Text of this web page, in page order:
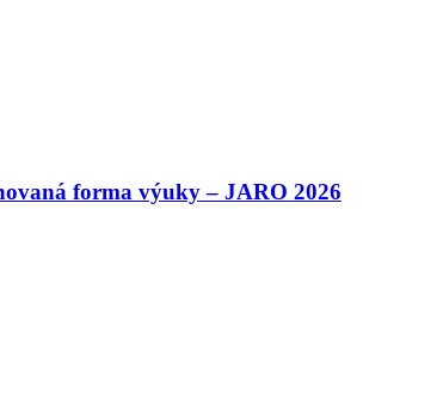
forma výuky – JARO 2026